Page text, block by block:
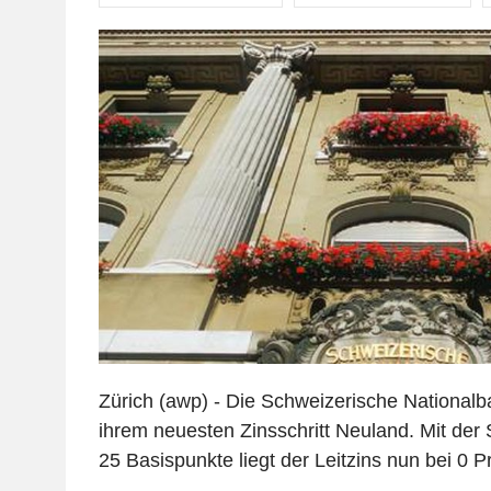
Zürich (awp) - Die Schweizerische
ihrem neuesten Zinsschritt Neuland. Mit der
25 Basispunkte liegt der Leitzins nun bei 0